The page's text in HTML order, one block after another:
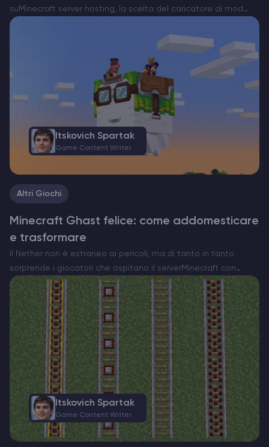
suMinecraft server hosting, la scelta del caricatore di mod
giusto è essenziale. Attualmente esistono tre opzioni
importanti: Forge, Fabric e il recente NeoForge. Ognuno di
Altri Giochi
Minecraft Ghast felice: come addomesticare
e trasformare
Il Nether non è estraneo ai pericoli, ma di tanto in tanto
sorprende i giocatori che ospitano il serverMinecraft con
qualcosa di insolitamente commovente. Ecco l’Happy Ghast,
una versione rara e pacifica della minaccia volante…
Itskovich Spartak
Game Content Writer
Itskovich Spartak
Game Content Writer